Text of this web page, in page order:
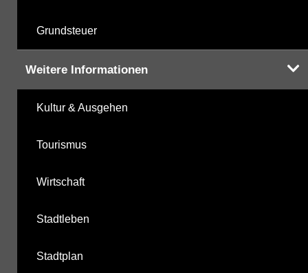
Grundsteuer
Weitere Informationen
Kultur & Ausgehen
Tourismus
Wirtschaft
Stadtleben
Stadtplan